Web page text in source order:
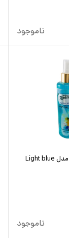
ناموجود
بادی اسپلش رینوزیت مدل Light blue
ناموجود